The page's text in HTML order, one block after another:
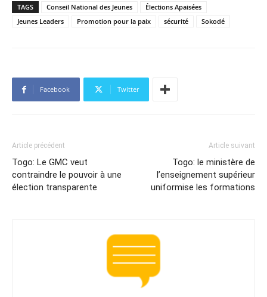
TAGS Conseil National des Jeunes
Élections Apaisées
Jeunes Leaders
Promotion pour la paix sécurité Sokodé
Facebook Twitter
Article précédent
Togo: Le GMC veut
contraindre le pouvoir à une
élection transparente
Article suivant
Togo: le ministère de
l’enseignement supérieur
uniformise les formations